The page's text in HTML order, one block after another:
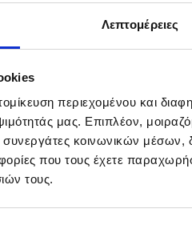
Λεπτομέρειες
περιεχομένου και
μας. Επιπλέον,
συνεργάτες κοινωνικών
που τους έχετε
τους.